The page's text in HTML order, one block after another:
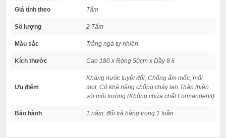
Giá tính theo Tấm
Số lượng 2 Tấm
Màu sắc Trắng ngà tự nhiên.
Kích thước Cao 180 x Rộng 50cm x Dầy 8 li
Ưu điểm
Kháng nước tuyệt đối, Chống ẩm mốc, mối
mọt, Có khả năng chống cháy lan,Thân thiện
với môi trường (Không chứa chất Formandehit)
Bảo hành 1 năm, đổi trả hàng trong 1 tuần
There are no reviews yet.